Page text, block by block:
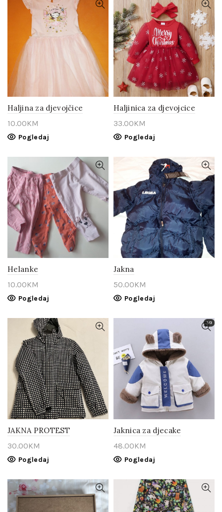
Haljina za djevojčice
10.00KM
Pogledaj
Haljinica za djevojcice
33.00KM
Pogledaj
Helanke
10.00KM
Pogledaj
Jakna
50.00KM
Pogledaj
JAKNA PROTEST
30.00KM
Pogledaj
Jaknica za djecake
48.00KM
Pogledaj